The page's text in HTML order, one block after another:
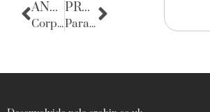
ANTERIOR
Corpo Consular
PRÓXIMA
Parabéns, Tribunal de Justiça!